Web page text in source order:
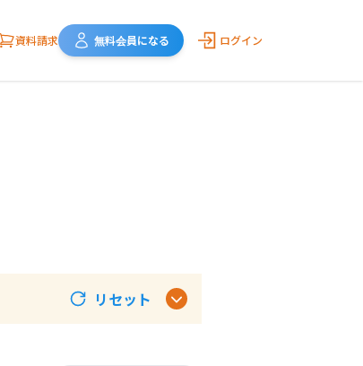
資料請求 無料会員になる ログイン
リセット